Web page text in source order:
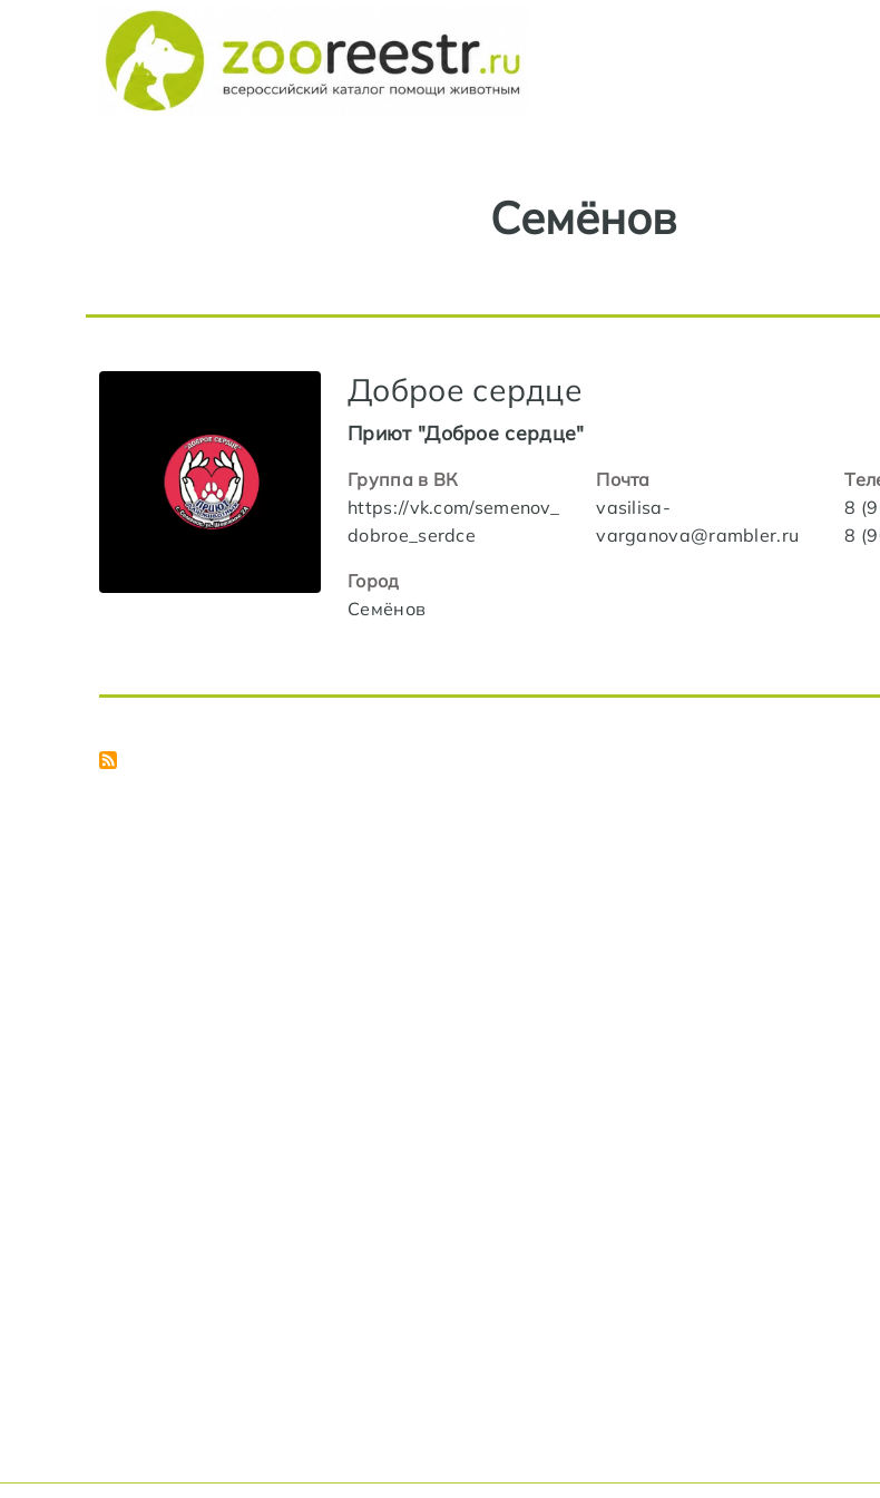
Семёнов
Доброе сердце
Приют "Доброе сердце"
Группа в ВК
https://vk.com/semenov_
dobroe_serdce
Почта
vasilisa-
varganova@rambler.ru
8
8
Город
Семёнов